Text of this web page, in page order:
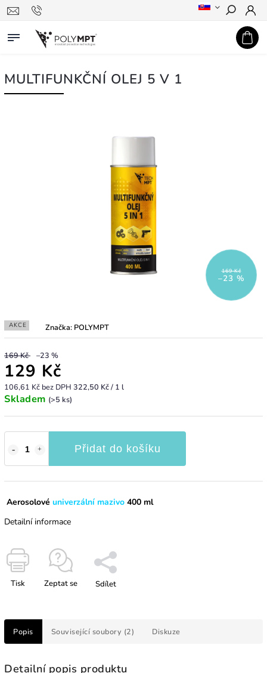
Hledat
MULTIFUNKČNÍ OLEJ 5 V 1
169 Kč
–23 %
AKCE Značka: POLYMPT
169 Kč –23 %
129 Kč
106,61 Kč bez DPH 322,50 Kč / 1 l
Skladem (>5 ks)
Přidat do košíku
Aerosolové univerzální mazivo 400 ml
Detailní informace
Tisk Zeptat se Sdílet
Popis Související soubory (2) Diskuze
Detailní popis produktu